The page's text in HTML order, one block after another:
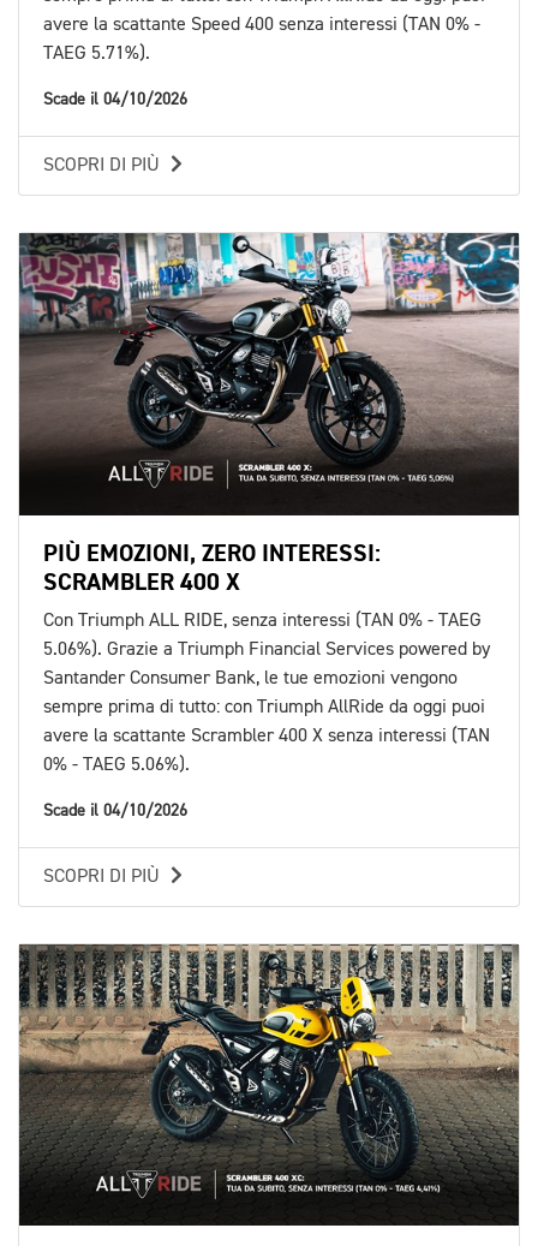
avere la scattante Speed 400 senza interessi (TAN 0% -
TAEG 5.71%).
Scade il 04/10/2026
SCOPRI DI PIÙ
PIÙ EMOZIONI, ZERO INTERESSI:
SCRAMBLER 400 X
Con Triumph ALL RIDE, senza interessi (TAN 0% - TAEG
5.06%). Grazie a Triumph Financial Services powered by
Santander Consumer Bank, le tue emozioni vengono
sempre prima di tutto: con Triumph AllRide da oggi puoi
avere la scattante Scrambler 400 X senza interessi (TAN
0% - TAEG 5.06%).
Scade il 04/10/2026
SCOPRI DI PIÙ